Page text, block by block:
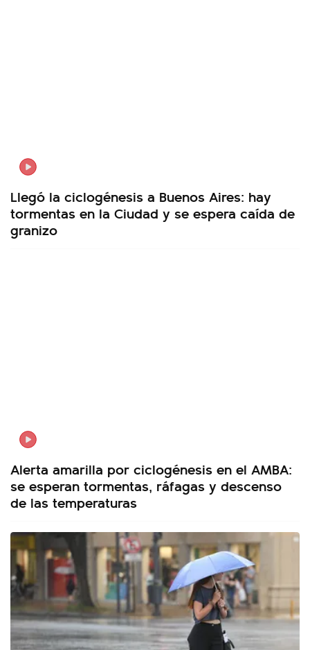
Llegó la ciclogénesis a Buenos Aires: hay
tormentas en la Ciudad y se espera caída de
granizo
Alerta amarilla por ciclogénesis en el AMBA:
se esperan tormentas, ráfagas y descenso
de las temperaturas